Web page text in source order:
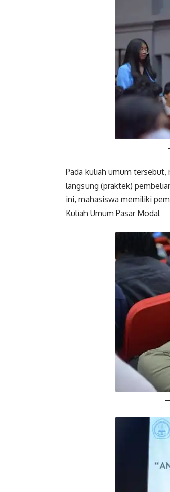
Pada kuliah umum
langsung (praktek)
ini, mahasiswa memiliki
Kuliah Umum Pasar Modal